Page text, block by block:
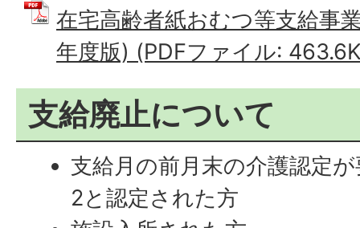
在宅高齢者紙おむつ等支給事
年度版) (PDFファイル:
支給廃止について
支給月の前月末の介護認定
2と認定された方